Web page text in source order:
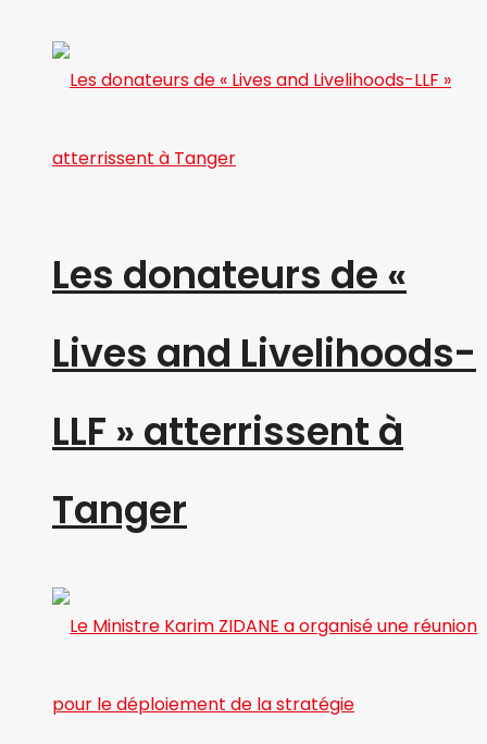
Les donateurs de «
Lives and Livelihoods-
LLF » atterrissent à
Tanger